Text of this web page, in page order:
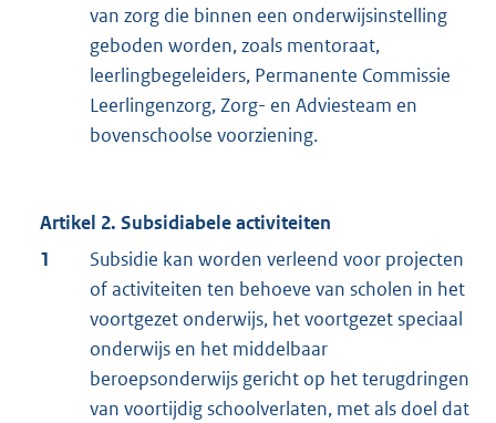
van zorg die binnen een onderwijsinstelling
geboden worden, zoals mentoraat,
leerlingbegeleiders, Permanente Commissie
Leerlingenzorg, Zorg- en Adviesteam en
bovenschoolse voorziening.
Artikel 2. Subsidiabele activiteiten
1
Subsidie kan worden verleend voor projecten
of activiteiten ten behoeve van scholen in het
voortgezet onderwijs, het voortgezet speciaal
onderwijs en het middelbaar
beroepsonderwijs gericht op het terugdringen
van voortijdig schoolverlaten, met als doel dat